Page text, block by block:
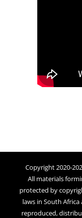
Copyright 2020-
All materials
protected by
laws in South
reproduced,